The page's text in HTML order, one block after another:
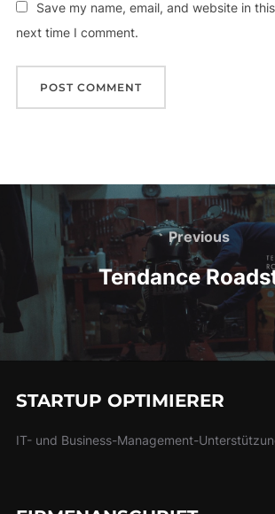
Save my name, email, and website in
next time I comment.
Beitrags-
Navigation
Previous
Previous
Tendance
STARTUP OPTIMIERER
IT- und Business-Management-